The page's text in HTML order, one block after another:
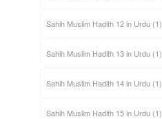
Sahih Muslim Hadith 12 in Urdu(1)
Sahih Muslim Hadith 13 in Urdu(1)
Sahih Muslim Hadith 14 in Urdu(1)
Sahih Muslim Hadith 15 in Urdu(1)